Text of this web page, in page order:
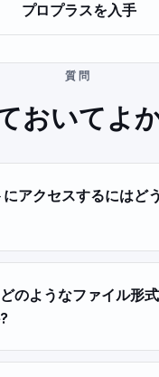
プロプラスを入手
質問
おいてよ
アクセスするにはど
のようなファイル形